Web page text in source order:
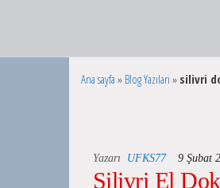
Ana sayfa » Blog Yazıları » silivri
Yazarı UFKS77 9 Şubat
Silivri El